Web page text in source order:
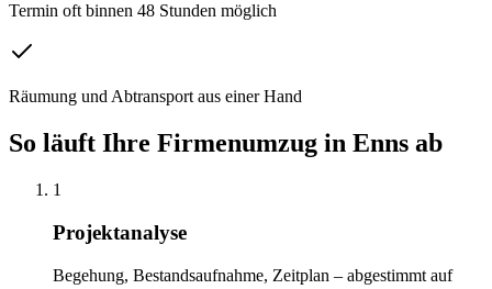
Termin oft binnen 48 Stunden möglich
Räumung und Abtransport aus einer Hand
So läuft Ihre Firmenumzug in Enns ab
1
Projektanalyse
Begehung, Bestandsaufnahme, Zeitplan – abgestimmt auf